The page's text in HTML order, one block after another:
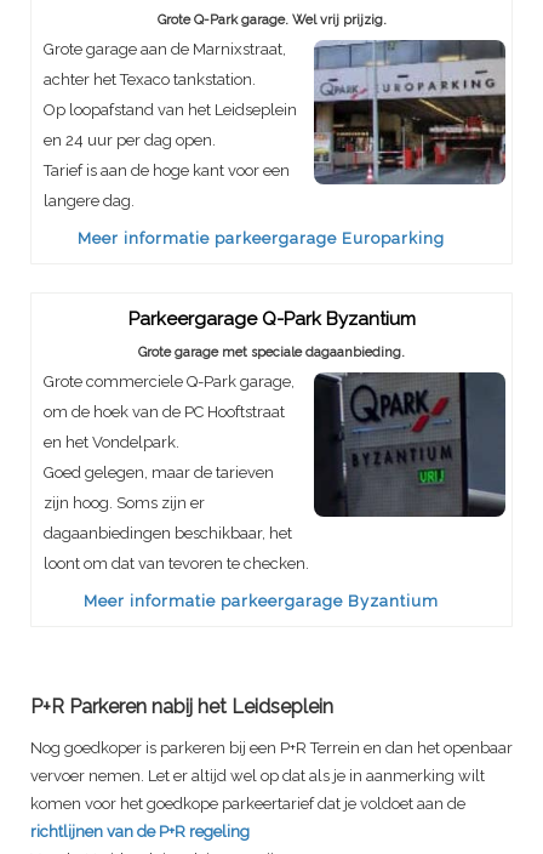
Grote Q-Park garage. Wel vrij prijzig.
Grote garage aan de Marnixstraat,
achter het Texaco tankstation.
Op loopafstand van het Leidseplein
en 24 uur per dag open.
Tarief is aan de hoge kant voor een
langere dag.
Meer informatie parkeergarage Europarking
Parkeergarage Q-Park Byzantium
Grote garage met speciale dagaanbieding.
Grote commerciele Q-Park garage,
om de hoek van de PC Hooftstraat
en het Vondelpark.
Goed gelegen, maar de tarieven
zijn hoog. Soms zijn er
dagaanbiedingen beschikbaar, het
loont om dat van tevoren te checken.
Meer informatie parkeergarage Byzantium
P+R Parkeren nabij het Leidseplein
Nog goedkoper is parkeren bij een P+R Terrein en dan het openbaar
vervoer nemen. Let er altijd wel op dat als je in aanmerking wilt
komen voor het goedkope parkeertarief dat je voldoet aan de
richtlijnen van de P+R regeling